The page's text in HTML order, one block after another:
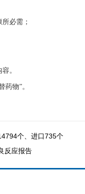
必需；
。
物”。
个、进口735个
反应报告